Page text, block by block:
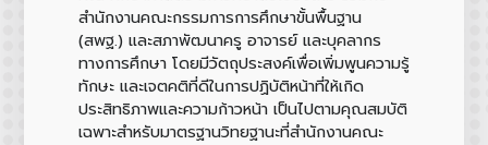
สำนักงานคณะกรรมการการศึกษาขั้นพื้นฐาน
(สพฐ.) และสภาพัฒนาครู อาจารย์ และบุคลากร
ทางการศึกษา โดยมีวัตถุประสงค์เพื่อเพิ่มพูนความรู้
ทักษะ และเจตคติที่ดีในการปฏิบัติหน้าที่ให้เกิด
ประสิทธิภาพและความก้าวหน้า เป็นไปตามคุณสมบัติ
เฉพาะสำหรับมาตรฐานวิทยฐานะที่สำนักงานคณะ